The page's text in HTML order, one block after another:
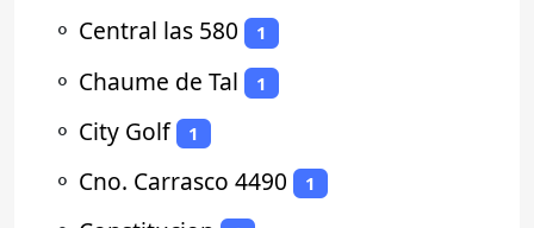
⚬ Central las 580 1
⚬ Chaume de Tal 1
⚬ City Golf 1
⚬ Cno. Carrasco 4490 1